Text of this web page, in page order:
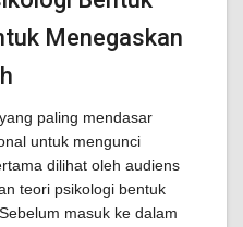
Menegaskan
paling mendasar
untuk mengunci
dilihat oleh audiens
teori psikologi bentuk
masuk ke dalam